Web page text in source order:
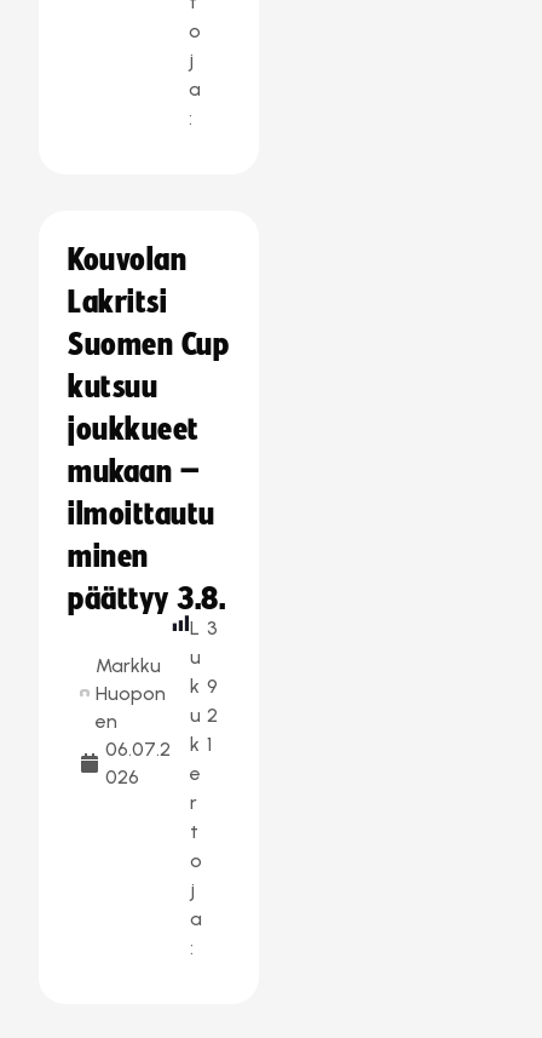
o
j
a
:
Kouvolan
Lakritsi
Suomen Cup
kutsuu
joukkueet
mukaan –
ilmoittautu
minen
päättyy 3.8.
Markku
Huopon
en
06.07.2
026
L
u
k
u
k
e
r
t
o
j
a
:
3
9
2
1